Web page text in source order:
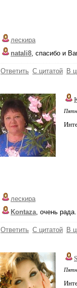
лескира
natali8, спасибо и
Ответить С цитатой В
лескира
Kontaza, очень рада.
Ответить С цитатой В